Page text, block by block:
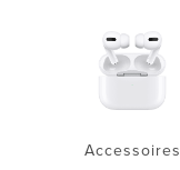
Accessoires